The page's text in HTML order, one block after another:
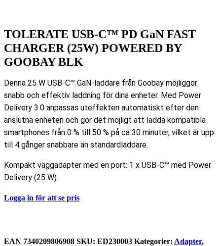
TOLERATE USB-C™ PD GaN FAST
CHARGER (25W) POWERED BY
GOOBAY BLK
Denna 25 W USB-C™ GaN-laddare från Goobay möjliggör
snabb och effektiv laddning för dina enheter. Med Power
Delivery 3.0 anpassas uteffekten automatiskt efter den
anslutna enheten och gör det möjligt att ladda kompatibla
smartphones från 0 % till 50 % på ca 30 minuter, vilket är upp
till 4 gånger snabbare än standardladdare.
Kompakt väggadapter med en port: 1 x USB-C™ med Power
Delivery (25 W).
Logga in för att se pris
EAN ‌‌‌7340209806908 SKU: ED230003 Kategorier: Adapter,